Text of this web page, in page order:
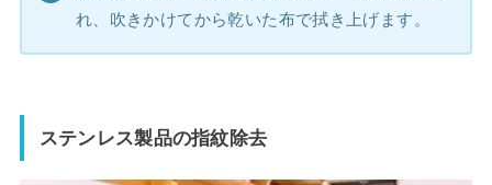
れ、吹きかけてから乾いた布で拭き上げます。
ステンレス製品の指紋除去